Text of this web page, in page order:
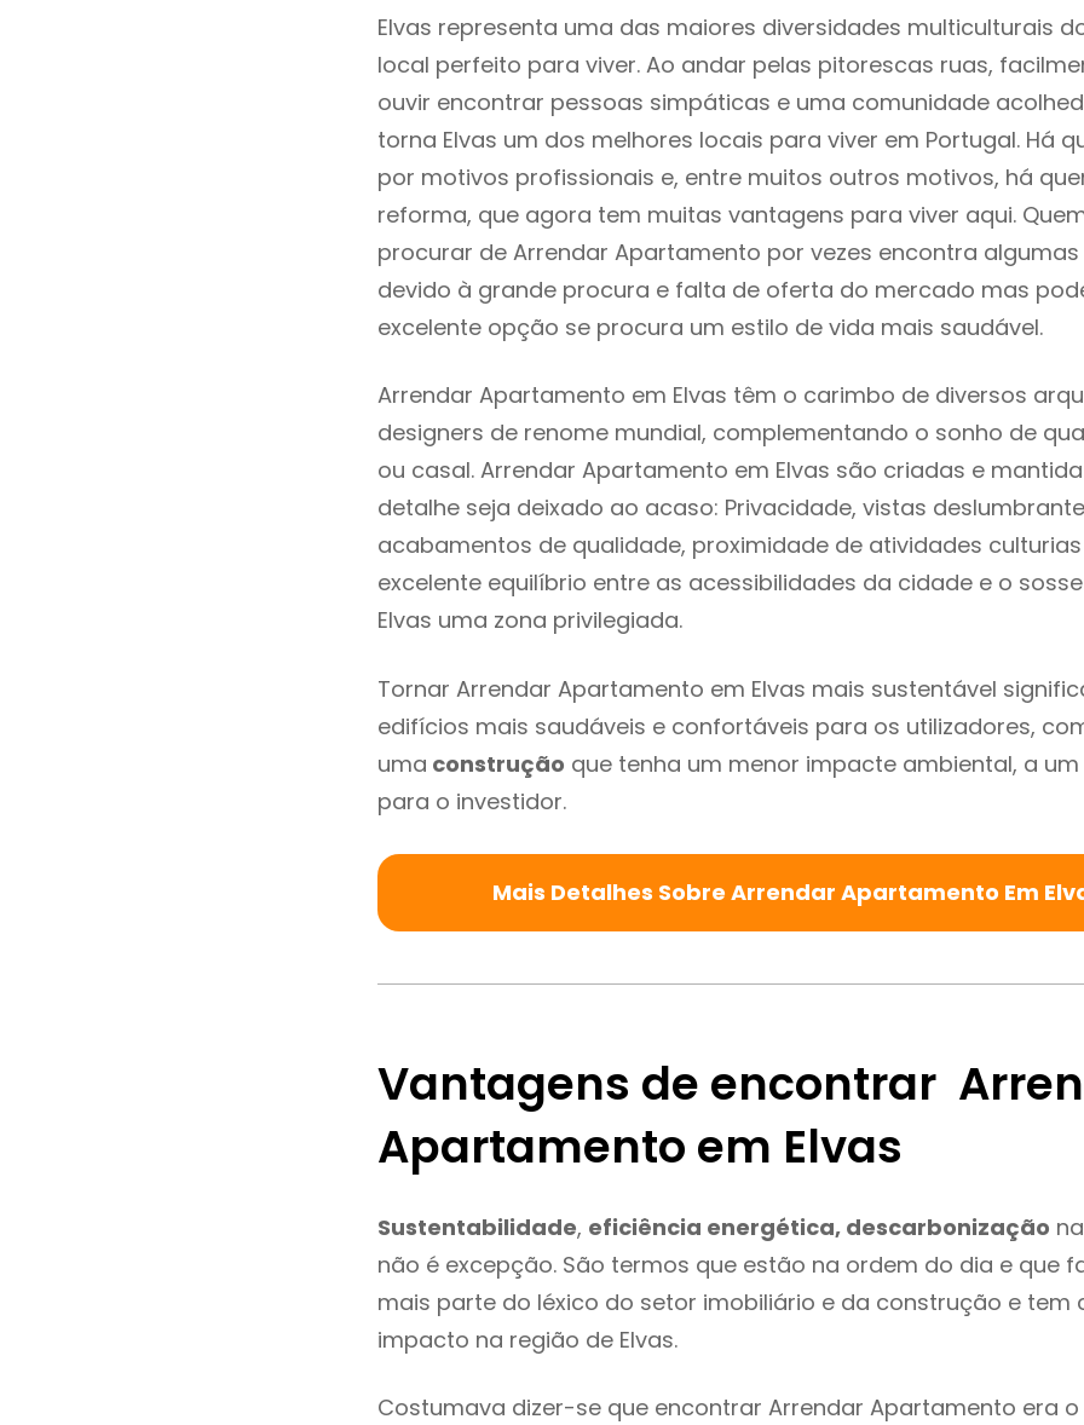
Elvas representa uma das maiores diversidades multiculturais
local perfeito para viver. Ao andar pelas pitorescas ruas,
ouvir encontrar pessoas simpáticas e uma comunidade
torna Elvas um dos melhores locais para viver em Portugal. Há
por motivos profissionais e, entre muitos outros motivos, há
reforma, que agora tem muitas vantagens para viver aqui.
procurar de Arrendar Apartamento por vezes encontra
devido à grande procura e falta de oferta do mercado mas
excelente opção se procura um estilo de vida mais saudável.
Arrendar Apartamento em Elvas têm o carimbo de diversos
designers de renome mundial, complementando o sonho de
ou casal. Arrendar Apartamento em Elvas são criadas e
detalhe seja deixado ao acaso: Privacidade, vistas
acabamentos de qualidade, proximidade de atividades
excelente equilíbrio entre as acessibilidades da cidade e o
Elvas uma zona privilegiada.
Tornar Arrendar Apartamento em Elvas mais sustentável
edifícios mais saudáveis e confortáveis para os utilizadores,
uma construção que tenha um menor impacte ambiental, a
para o investidor.
Mais Detalhes Sobre Arrendar Apartamento Em
Vantagens de encontrar
Apartamento em Elvas
Sustentabilidade, eficiência energética, descarbonização
não é excepção. São termos que estão na ordem do dia e que
mais parte do léxico do setor imobiliário e da construção e tem
impacto na região de Elvas.
Costumava dizer-se que encontrar Arrendar Apartamento era